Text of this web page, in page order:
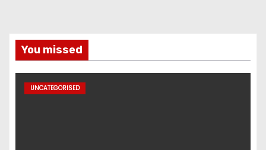
You missed
UNCATEGORISED